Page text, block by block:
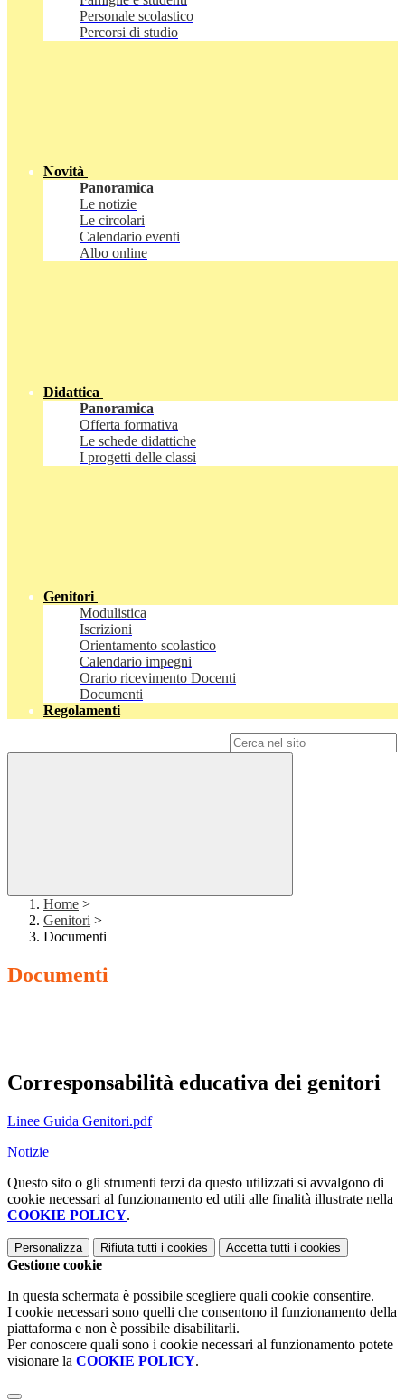
Personale scolastico
Percorsi di studio
Novità
Panoramica
Le notizie
Le circolari
Calendario eventi
Albo online
Didattica
Panoramica
Offerta formativa
Le schede didattiche
I progetti delle classi
Genitori
Modulistica
Iscrizioni
Orientamento scolastico
Calendario impegni
Orario ricevimento Docenti
Documenti
Regolamenti
Home >
Genitori >
Documenti
Documenti
Corresponsabilità educativa dei genitori
Linee Guida Genitori.pdf
Notizie
Questo sito o gli strumenti terzi da questo utilizzati si avvalgono di
cookie necessari al funzionamento ed utili alle finalità illustrate nella
COOKIE POLICY.
Personalizza Rifiuta tutti i cookies Accetta tutti i cookies
Gestione cookie
In questa schermata è possibile scegliere quali cookie consentire.
I cookie necessari sono quelli che consentono il funzionamento della
piattaforma e non è possibile disabilitarli.
Per conoscere quali sono i cookie necessari al funzionamento potete
visionare la COOKIE POLICY.